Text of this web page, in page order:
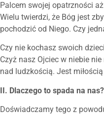
Palcem swojej opatrzności
Wielu twierdzi, że Bóg jest
pochodzić od Niego. Czy
Czy nie kochasz swoich
Czyż nasz Ojciec w niebie
nad ludzkością. Jest
II. Dlaczego to spada na nas?
Doświadczamy tego z